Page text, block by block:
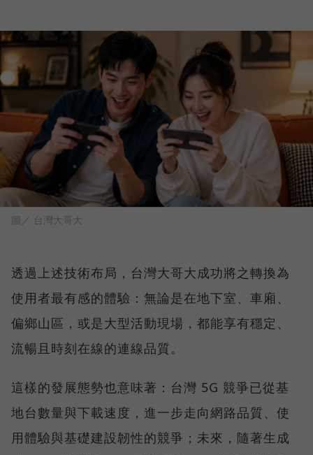
圖／ 台灣大哥大
透過上述技術布局，台灣大哥大成功將之轉換為
使用者最有感的體驗：無論是在地下室、車廂、
偏鄉山區，或是大型活動現場，都能享有穩定、
流暢且時刻在線的連線品質。
這樣的發展態勢也意味著：台灣 5G 競爭已從基
地台數量與下載速度，進一步走向網路品質、使
用體驗與基礎建設韌性的競爭；未來，隨著生成